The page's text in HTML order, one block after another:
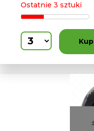
Ostatnie 3 sztuki
Kup